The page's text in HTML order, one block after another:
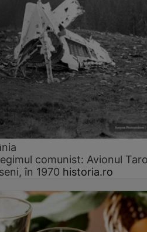
comunist: Avionul
în 1970 historia.ro